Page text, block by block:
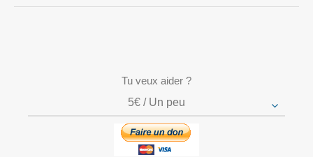
Tu veux aider ?
5€ / Un peu